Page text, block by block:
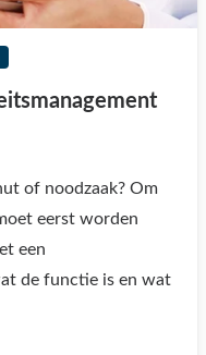
of noodzaak? Om
eerst worden
een
de functie is en wat